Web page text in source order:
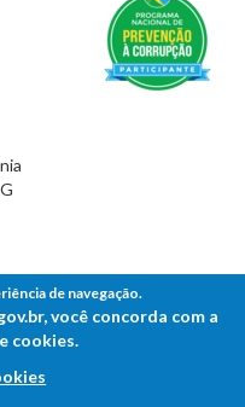
de navegação.
você concorda com a
cookies.